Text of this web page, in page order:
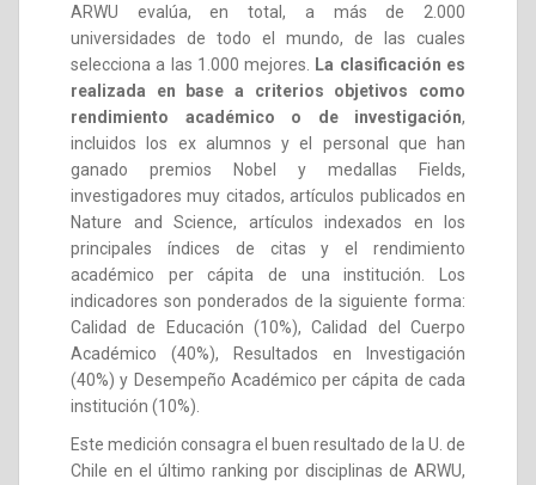
ARWU evalúa, en total, a más de 2.000
universidades de todo el mundo, de las cuales
selecciona a las 1.000 mejores.
La clasificación es
realizada en base a criterios objetivos como
rendimiento académico o de investigación,
incluidos los ex alumnos y el personal que han
ganado premios Nobel y medallas Fields,
investigadores muy citados, artículos publicados en
Nature and Science, artículos indexados en los
principales índices de citas y el rendimiento
académico per cápita de una institución. Los
indicadores son ponderados de la siguiente forma:
Calidad de Educación (10%), Calidad del Cuerpo
Académico (40%), Resultados en Investigación
(40%) y Desempeño Académico per cápita de cada
institución (10%).
Este medición consagra el buen resultado de la U. de
Chile en el último ranking por disciplinas de ARWU,